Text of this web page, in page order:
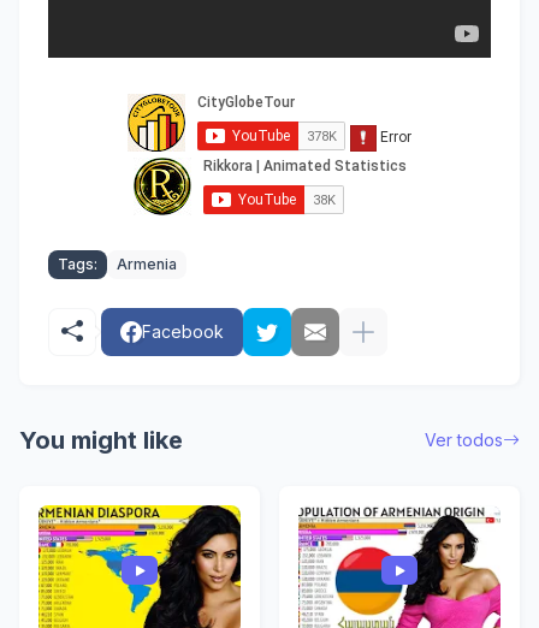
Tags: Armenia
Facebook
You might like Ver todos